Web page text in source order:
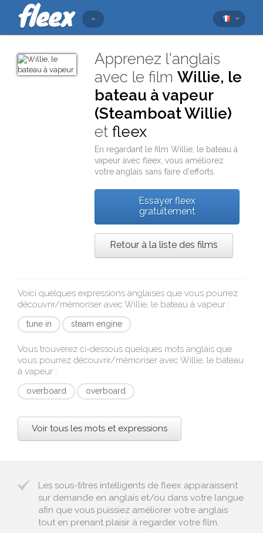
Apprenez l'anglais
avec le filmWillie, le
bateau à vapeur
(Steamboat Willie)
etfleex
En regardant le filmWillie, le bateau à
vapeur avecfleex , vous améliorez
votre anglais sans faire d'efforts.
Essayer fleex
gratuitement
Retour à la liste des films
Voici quelques expressions anglaises que vous pourrez
découvrir/mémoriser avec Willie, le bateau à vapeur :
tune in steam engine
Vous trouverez ci-dessous quelques mots anglais que
vous pourrez découvrir/mémoriser avec Willie, le bateau
à vapeur :
overboard overboard
Voir tous les mots et expressions
Les sous-titres intelligents de fleex apparaissent
sur demande en anglais et/ou dans votre langue
afin que vous puissiez améliorer votre anglais
tout en prenant plaisir à regarder votre film.